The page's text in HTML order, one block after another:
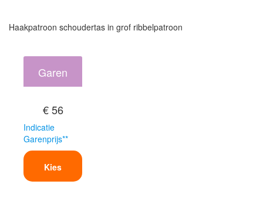
Haakpatroon schoudertas in grof ribbelpatroon
Garen
€ 56
Indicatie
Garenprijs**
Kies